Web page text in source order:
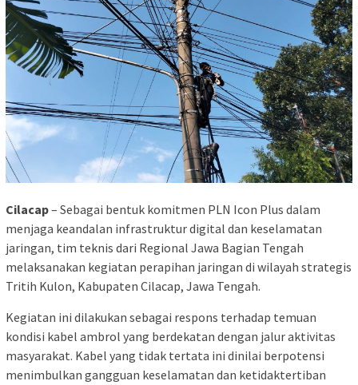
Cilacap– Sebagai bentuk komitmen PLN Icon Plus dalam
menjaga keandalan infrastruktur digital dan keselamatan
jaringan, tim teknis dari Regional Jawa Bagian Tengah
melaksanakan kegiatan perapihan jaringan di wilayah strategis
Tritih Kulon, Kabupaten Cilacap, Jawa Tengah.
Kegiatan ini dilakukan sebagai respons terhadap temuan
kondisi kabel ambrol yang berdekatan dengan jalur aktivitas
masyarakat. Kabel yang tidak tertata ini dinilai berpotensi
menimbulkan gangguan keselamatan dan ketidaktertiban